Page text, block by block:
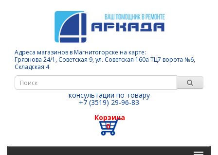
Адреса магазинов в Магнитогорске на карте:
Грязнова 24/1, Советская 9, ул. Советская 160а ТЦ7 ворота №6,
Складская 4
консультации по товару
+7 (3519) 29-96-83
Корзина
0